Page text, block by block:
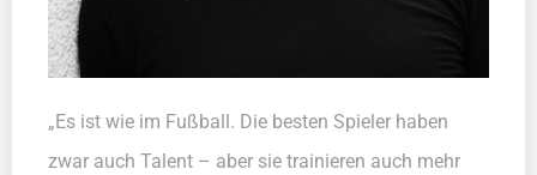
„Es ist wie im Fußball. Die besten Spieler haben
zwar auch Talent – aber sie trainieren auch mehr